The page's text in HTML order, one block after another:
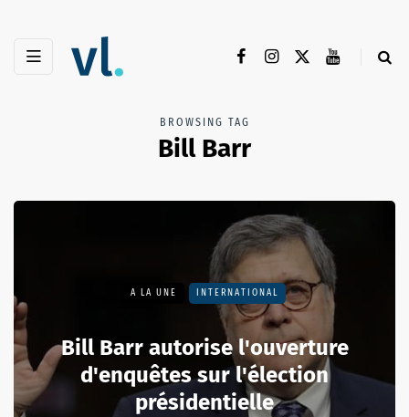
BROWSING TAG
Bill Barr
A LA UNE INTERNATIONAL
Bill Barr autorise l'ouverture
d'enquêtes sur l'élection
présidentielle